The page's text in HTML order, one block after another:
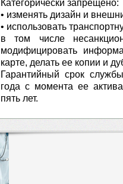
Категорически запрещено:
• изменять дизайн и
• использовать
в том числе
модифицировать
карте, делать ее копии и
Гарантийный срок
года с момента ее
пять лет.